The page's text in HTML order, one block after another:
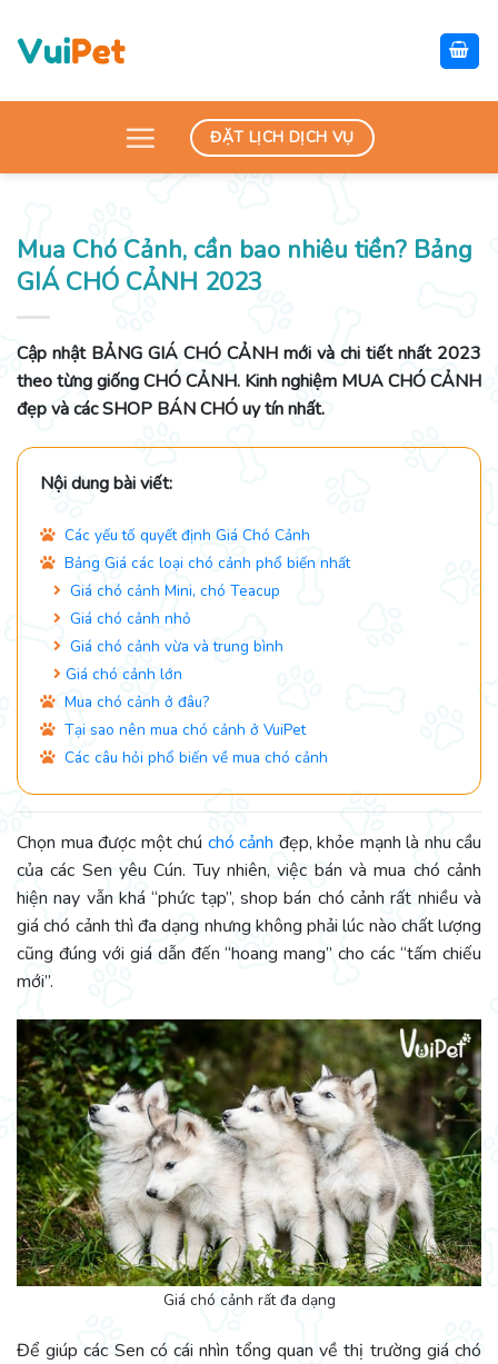
content
ĐẶT LỊCH DỊCH VỤ
Mua Chó Cảnh, cần bao nhiêu tiền? Bảng
GIÁ CHÓ CẢNH 2023
Cập nhật BẢNG GIÁ CHÓ CẢNH mới và chi tiết nhất 2023
theo từng giống CHÓ CẢNH. Kinh nghiệm MUA CHÓ CẢNH
đẹp và các SHOP BÁN CHÓ uy tín nhất.
Nội dung bài viết:
Các yếu tố quyết định Giá Chó Cảnh
Bảng Giá các loại chó cảnh phổ biến nhất
Giá chó cảnh Mini, chó Teacup
Giá chó cảnh nhỏ
Giá chó cảnh vừa và trung bình
Giá chó cảnh lớn
Mua chó cảnh ở đâu?
Tại sao nên mua chó cảnh ở VuiPet
Các câu hỏi phổ biến về mua chó cảnh
Chọn mua được một chú chó cảnh đẹp, khỏe mạnh là nhu cầu
của các Sen yêu Cún. Tuy nhiên, việc bán và mua chó cảnh
hiện nay vẫn khá “phức tạp”, shop bán chó cảnh rất nhiều và
giá chó cảnh thì đa dạng nhưng không phải lúc nào chất lượng
cũng đúng với giá dẫn đến “hoang mang” cho các “tấm chiếu
mới”.
Giá chó cảnh rất đa dạng
Để giúp các Sen có cái nhìn tổng quan về thị trường giá chó